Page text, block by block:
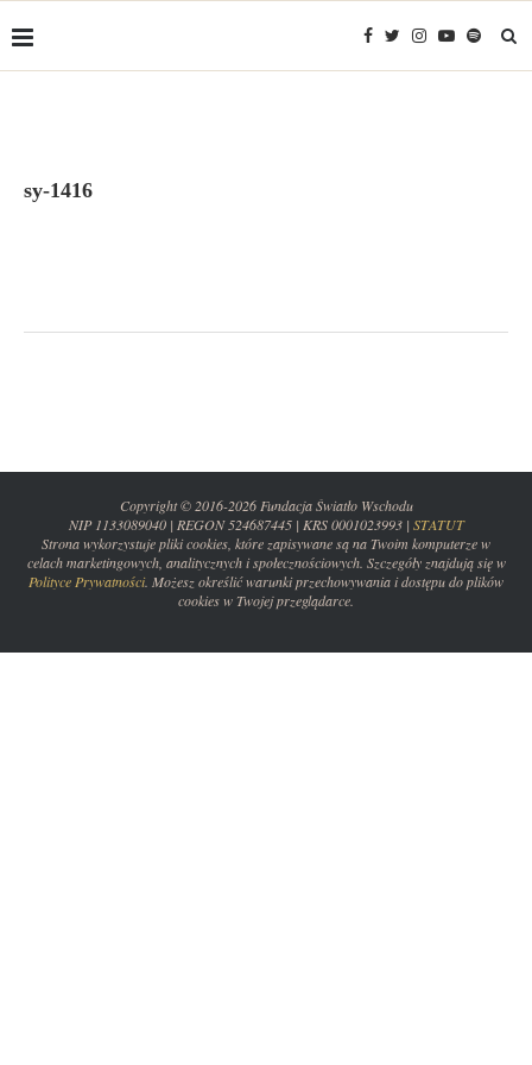
sy-1416
Copyright © 2016-2026 Fundacja Światło Wschodu
NIP 1133089040 | REGON 524687445 | KRS 0001023993 | STATUT
Strona wykorzystuje pliki cookies, które zapisywane są na Twoim komputerze w
celach marketingowych, analitycznych i społecznościowych. Szczegóły znajdują się w
Polityce Prywatności. Możesz określić warunki przechowywania i dostępu do plików
cookies w Twojej przeglądarce.